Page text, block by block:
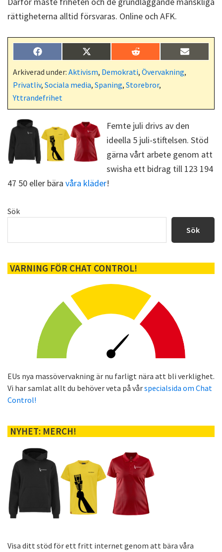
rättigheterna alltid försvaras. Online och AFK.
Dela
på
F
a
c
b
o
o
k
Dela
på
X
(
T
i
e
)
Dela
på
R
e
d
d
i
Dela
på
E
-
Arkiverad under: Aktivism, Demokrati, Övervakning,
Privatliv, Sociala media, Spaning, Storebror,
Yttrandefrihet
Femte juli drivs av den
ideella 5 juli-stiftelsen. Stöd
gärna vårt arbete genom att
swisha ett bidrag till 123 194
47 50 eller bära våra kläder!
Primärt
Sök
Sök
VARNING FÖR CHAT CONTROL!
EUs nya massövervakning är nu farligt nära att bli verklighet.
Vi har samlat allt du behöver veta på vårspecialsida om Chat
Control!
NYHET: MERCH!
Visa ditt stöd för ett fritt internet genom att bära våra